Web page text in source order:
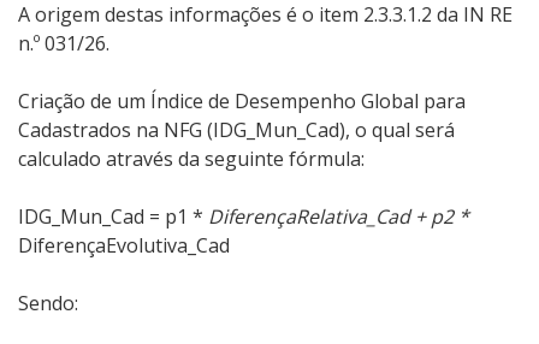
A origem destas informações é o item 2.3.3.1.2 da IN RE
n.º 031/26.
Criação de um Índice de Desempenho Global para
Cadastrados na NFG (IDG_Mun_Cad), o qual será
calculado através da seguinte fórmula:
IDG_Mun_Cad = p1 * DiferençaRelativa_Cad + p2 *
DiferençaEvolutiva_Cad
Sendo: